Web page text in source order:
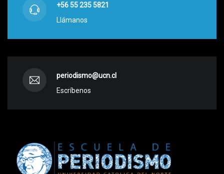
+56 55 235 5821
Llámanos
periodismo@ucn.cl
Escríbenos